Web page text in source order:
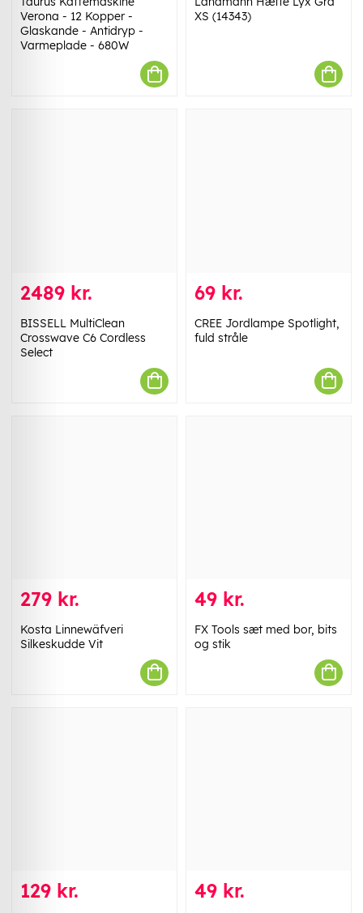
Verona - 12 Kopper -
Glaskande - Antidryp -
Varmeplade - 680W
XS (14343)
2489 kr.
BISSELL MultiClean
Crosswave C6 Cordless
Select
69 kr.
CREE Jordlampe Spotlight,
fuld stråle
279 kr.
Kosta Linnewäfveri
Silkeskudde Vit
49 kr.
FX Tools sæt med bor, bits
og stik
129 kr. 49 kr.